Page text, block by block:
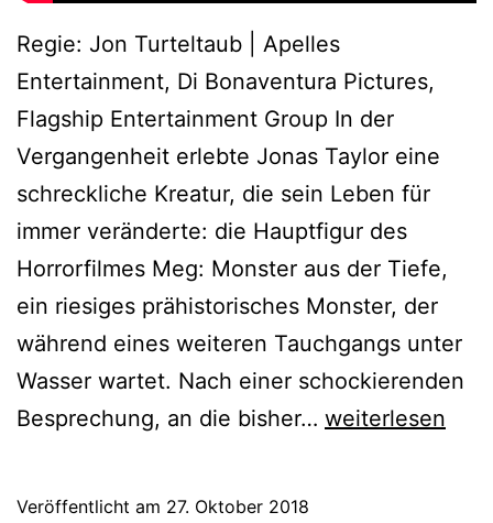
Regie: Jon Turteltaub | Apelles
Entertainment, Di Bonaventura Pictures,
Flagship Entertainment Group In der
Vergangenheit erlebte Jonas Taylor eine
schreckliche Kreatur, die sein Leben für
immer veränderte: die Hauptfigur des
Horrorfilmes Meg: Monster aus der Tiefe,
ein riesiges prähistorisches Monster, der
während eines weiteren Tauchgangs unter
Wasser wartet. Nach einer schockierenden
Besprechung, an die bisher… Meg
weiterlesen
Veröffentlicht am 27. Oktober 2018